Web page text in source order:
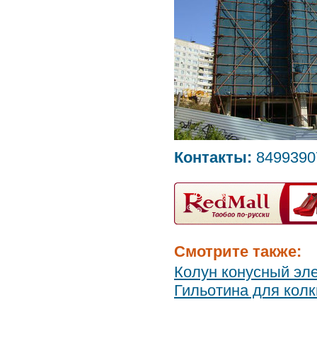
Контакты:
Смотрите также:
Колун конусный
Гильотина для